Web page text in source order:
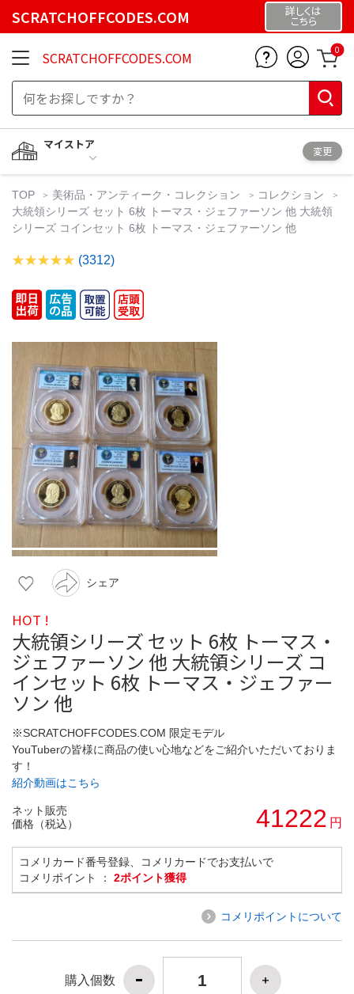
SCRATCHOFFCODES.COM 詳しくは
こちら
SCRATCHOFFCODES.COM 0
マイストア
変更
TOP 美術品・アンティーク・コレクション
コレクション
大統領シリーズ セット 6枚 トーマス・ジェファーソン 他 大統領
シリーズ コインセット 6枚 トーマス・ジェファーソン 他
(3312)
シェア
HOT !
大統領シリーズ セット 6枚 トーマス・
ジェファーソン 他 大統領シリーズ コ
インセット 6枚 トーマス・ジェファー
ソン 他
※SCRATCHOFFCODES.COM 限定モデル
YouTuberの皆様に商品の使い心地などをご紹介いただいておりま
す！
紹介動画はこちら
ネット販売
価格（税込）
41222 円
コメリカード番号登録、コメリカードでお支払いで
コメリポイント ： 2ポイント獲得
コメリポイントについて
購入個数